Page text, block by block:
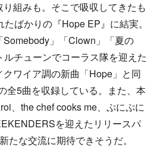
組みも。そこで吸収してきたも
ばかりの『Hope EP』に結実。
」「Clown」「夏の
チューンでコーラス隊を迎えた
ワイア調の新曲「Hope」と同
全5曲を収録している。また、本
、the chef cooks me、ぷにぷに
を迎えたリリースパ
たな交流に期待できそうだ。